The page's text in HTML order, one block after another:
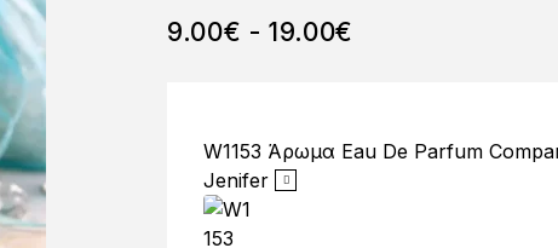
9.00€ - 19.00€
W1153 Άρωμα Eau De Parfum
Jenifer